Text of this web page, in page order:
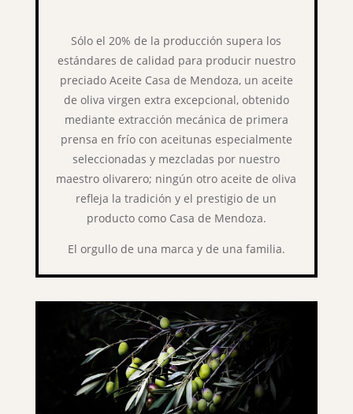
Sólo el 20% de la producción supera los
estándares de calidad para producir nuestro
preciado Aceite Casa de Mendoza, un aceite
de oliva virgen extra excepcional, obtenido
mediante extracción mecánica de primera
prensa en frío con aceitunas especialmente
seleccionadas y mezcladas por nuestro
maestro olivarero; ningún otro aceite de oliva
refleja la tradición y el prestigio de un
producto como Casa de Mendoza.
El orgullo de una marca y de una familia.